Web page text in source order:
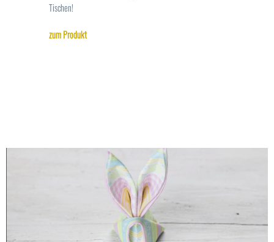
Tischen!
zum Produkt